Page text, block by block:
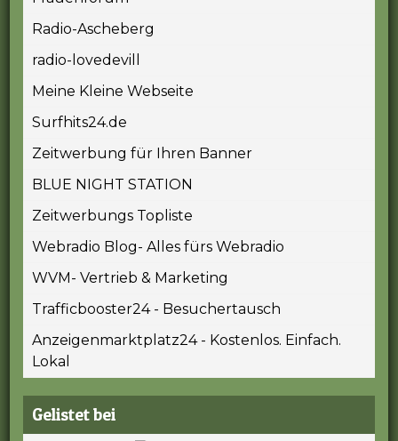
Radio-Ascheberg
radio-lovedevill
Meine Kleine Webseite
Surfhits24.de
Zeitwerbung für Ihren Banner
BLUE NIGHT STATION
Zeitwerbungs Topliste
Webradio Blog- Alles fürs Webradio
WVM- Vertrieb & Marketing
Trafficbooster24 - Besuchertausch
Anzeigenmarktplatz24 - Kostenlos. Einfach.
Lokal
Gelistet bei